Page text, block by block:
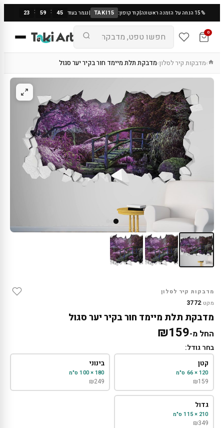
15% הנחה על הזמנה ראשונה |קוד קופון: TAKI15
|נגמר בעוד 23 : 59 : 45
0
›מדבקות קיר לסלון›מדבקת תלת מיימד חור בקיר יער סגול
מדבקות קיר לסלון
מקט:3772
מדבקת תלת מיימד חור בקיר יער סגול
החל מ- ₪159
בחר גודל:
קטן
120 × 66 ס"מ
₪159
בינוני
180 × 100 ס"מ
₪249
גדול
210 × 115 ס"מ
₪349